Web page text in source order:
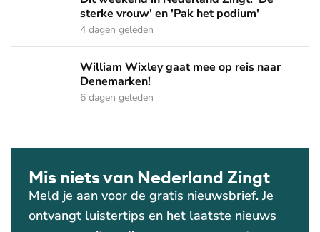
sterke vrouw' en 'Pak het podium'
4 dagen geleden
William Wixley gaat mee op reis naar Denemarken!
William Wixley gaat mee op reis naar
Denemarken!
6 dagen geleden
Mis niets van Nederland Zingt
Meld je aan voor de gratis nieuwsbrief. Je
ontvangt luistertips en het laatste nieuws